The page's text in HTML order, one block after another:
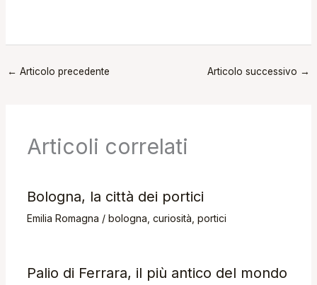
← Articolo precedente Articolo successivo →
Articoli correlati
Bologna, la città dei portici
Emilia Romagna / bologna, curiosità, portici
Palio di Ferrara, il più antico del mondo